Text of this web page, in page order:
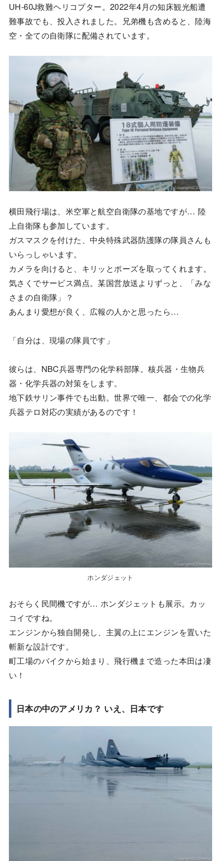
UH-60J救難ヘリコプター。2022年4月の知床観光船遭
難事故でも、投入されました。兄弟機も含めると、陸海
空・全ての自衛隊に配備されています。
横田飛行場は、米空軍と航空自衛隊の基地ですが… 陸
上自衛隊も参加しています。
ガスマスクを付けた、中央特殊武器防護隊の隊員さんも
いらっしゃいます。
カメラを向けると、キリッとポーズを取ってくれます。
気さくでサービス満点。某国営放送よりずっと、「みな
さまの自衛隊」？
あんまり愛想が良く、広報の人かと思ったら…
「自分は、現場の隊員です」
彼らは、NBC兵器専門の化学科部隊。核兵器・生物兵
器・化学兵器の対策をします。
地下鉄サリン事件でも出動。世界で唯一、都会での化学
兵器テロ対応の実績があるのです！
ホンダジェット
おそらく民間機ですが… ホンダジェットも展示。カッ
コイですね。
エンジンから独自開発し、主翼の上にエンジンを置いた
斬新な設計です。
町工場のバイクから始まり、飛行機まで造った本田は凄
い！
日本の中のアメリカ？ いえ、日本です